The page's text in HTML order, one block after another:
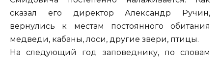
сказал его директор Александр Ручин,
вернулись к местам постоянного обитания
медведи, кабаны, лоси, другие звери, птицы.
На следующий год заповеднику, по словам